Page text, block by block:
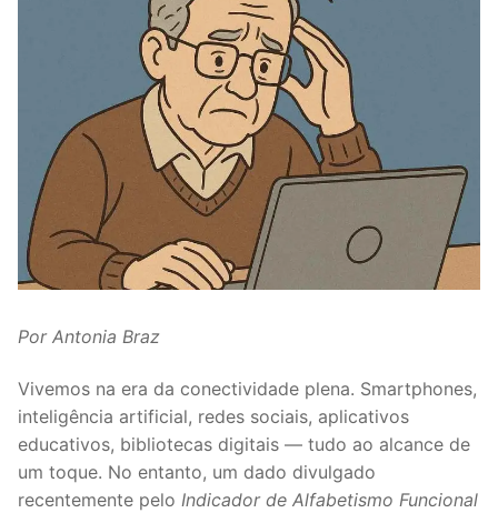
Por Antonia Braz
Vivemos na era da conectividade plena. Smartphones,
inteligência artificial, redes sociais, aplicativos
educativos, bibliotecas digitais — tudo ao alcance de
um toque. No entanto, um dado divulgado
recentemente pelo Indicador de Alfabetismo Funcional